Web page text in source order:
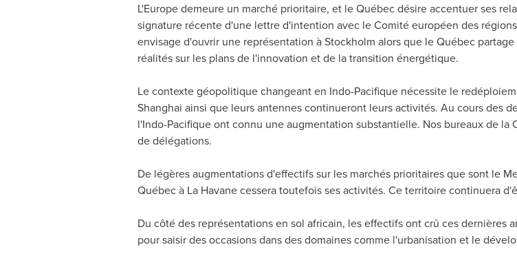
L'Europedemeure un marché prioritaire, et le Québec désire accentuer ses
signature récente d'une lettre d'intention avec le Comité européen des
envisage d'ouvrir une représentation àStockholm alors que le Québec
réalités sur les plans de l'innovation et de la transition énergétique.
Le contexte géopolitique changeant en Indo-Pacifique nécessite le
Shanghai ainsi que leurs antennes continueront leurs activités. Au cours des
l'Indo-Pacifique ont connu une augmentation substantielle. Nos bureaux de la
de délégations.
De légères augmentations d'effectifs sur les marchés prioritaires que sont le
Québec à La Havane cessera toutefois ses activités. Ce territoire continuera
Du côté des représentations en sol africain, les effectifs ont crû ces dernières
pour saisir des occasions dans des domaines comme l'urbanisation et le